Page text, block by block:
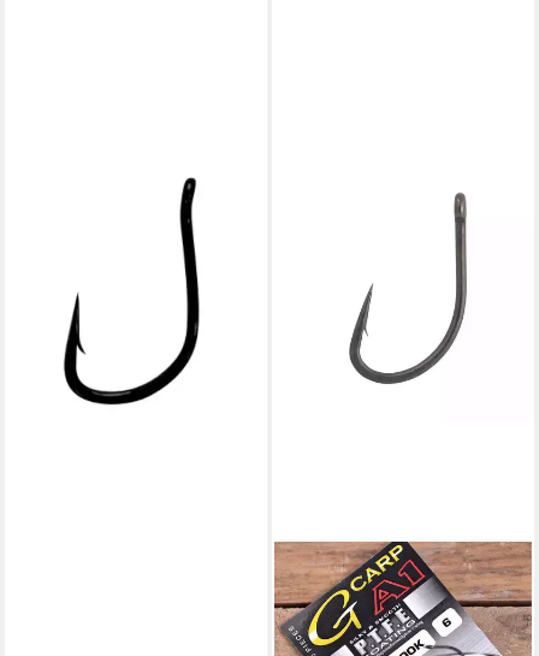
Karpfenhaken Gamakatsu LS-
3614 N/L - Karpfenhaken
lieferbar - in 2-3 Werktagen bei dir